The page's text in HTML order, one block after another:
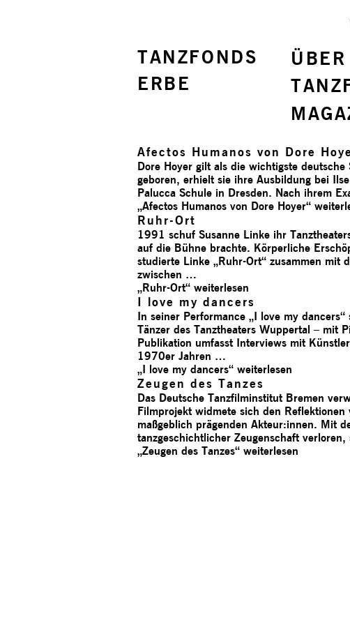
TANZFONDS
ERBE
Afectos Humanos von Dore
Dore Hoyer gilt als die wichtigste
geboren, erhielt sie ihre Ausbildung bei
Palucca Schule in Dresden. Nach ihrem
„Afectos Humanos von Dore Hoyer“
Ruhr-Ort
1991 schuf Susanne Linke ihr
auf die Bühne brachte. Körperliche
studierte Linke „Ruhr-Ort“ zusammen mit
zwischen …
„Ruhr-Ort“ weiterlesen
I love my dancers
In seiner Performance „I love my
Tänzer des Tanztheaters Wuppertal – mit
Publikation umfasst Interviews mit
1970er Jahren …
„I love my dancers“ weiterlesen
Zeugen des Tanzes
Das Deutsche Tanzfilminstitut Bremen
Filmprojekt widmete sich den
maßgeblich prägenden Akteur:innen. Mit
tanzgeschichtlicher Zeugenschaft
„Zeugen des Tanzes“ weiterlesen